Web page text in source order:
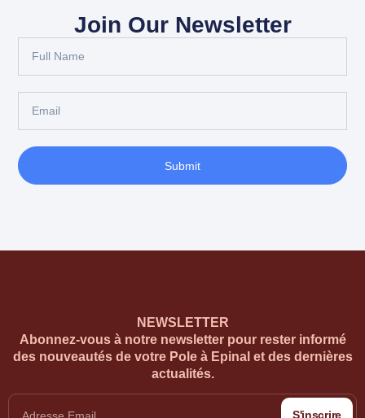
Join Our Newsletter
Submit
NEWSLETTER
Abonnez-vous à notre newsletter pour rester informé
des nouveautés de votre Pole à Epinal et des dernières
actualités.
S'inscrire